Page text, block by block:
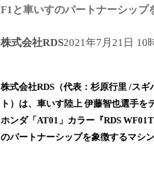
F1と車いすのパートナーシップ
株式会社RDS2021年7月21日 10
株式会社RDS（代表：杉原行里 /ス
ト）は、車いす陸上 伊藤智也選手
ホンダ「AT01」カラー『RDS
のパートナーシップを象徴するマシン